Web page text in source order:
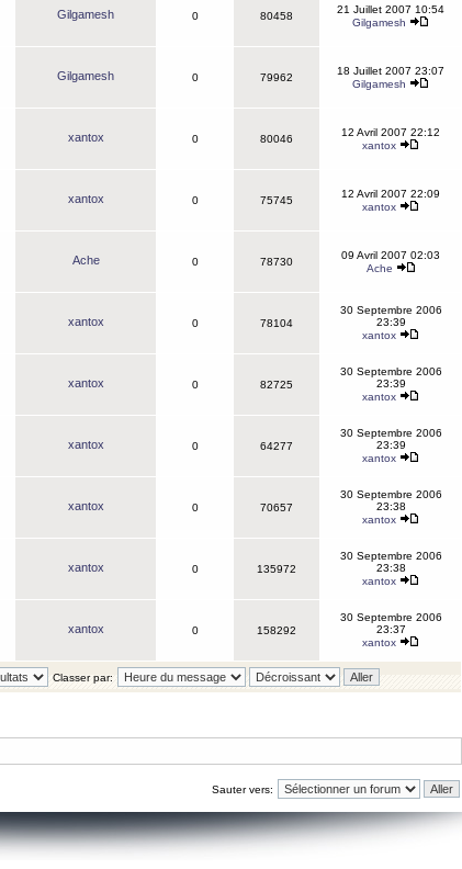
Gilgamesh 0 80458
21 Juillet 2007 10:54
Gilgamesh
Gilgamesh 0 79962
18 Juillet 2007 23:07
Gilgamesh
xantox 0 80046
12 Avril 2007 22:12
xantox
xantox 0 75745
12 Avril 2007 22:09
xantox
Ache 0 78730
09 Avril 2007 02:03
Ache
xantox 0 78104
30 Septembre 2006
23:39
xantox
xantox 0 82725
30 Septembre 2006
23:39
xantox
xantox 0 64277
30 Septembre 2006
23:39
xantox
xantox 0 70657
30 Septembre 2006
23:38
xantox
xantox 0 135972
30 Septembre 2006
23:38
xantox
xantox 0 158292
30 Septembre 2006
23:37
xantox
Classer par:
Sauter vers: